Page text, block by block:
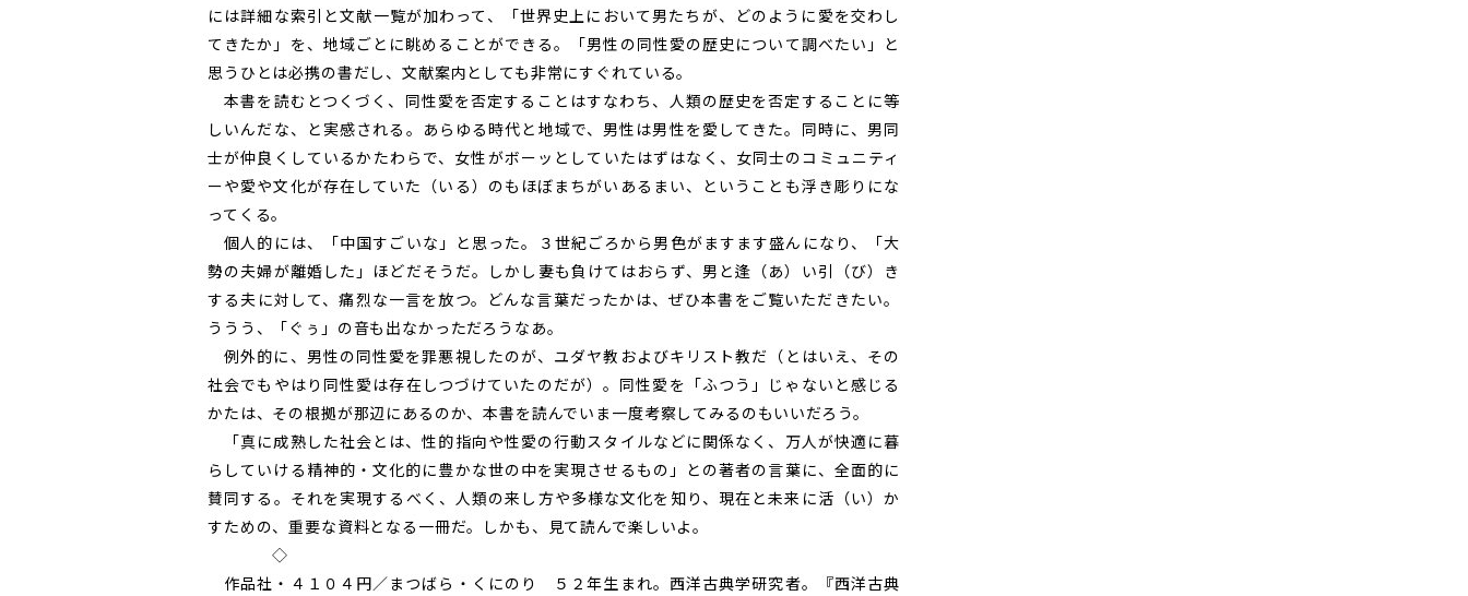
には詳細な索引と文献一覧が加わって、「世界史上において男たちが、どのように愛を交わし
てきたか」を、地域ごとに眺めることができる。「男性の同性愛の歴史について調べたい」と
思うひとは必携の書だし、文献案内としても非常にすぐれている。
本書を読むとつくづく、同性愛を否定することはすなわち、人類の歴史を否定することに等
しいんだな、と実感される。あらゆる時代と地域で、男性は男性を愛してきた。同時に、男同
士が仲良くしているかたわらで、女性がボーッとしていたはずはなく、女同士のコミュニティ
ーや愛や文化が存在していた（いる）のもほぼまちがいあるまい、ということも浮き彫りにな
ってくる。
個人的には、「中国すごいな」と思った。３世紀ごろから男色がますます盛んになり、「大
勢の夫婦が離婚した」ほどだそうだ。しかし妻も負けてはおらず、男と逢（あ）い引（び）き
する夫に対して、痛烈な一言を放つ。どんな言葉だったかは、ぜひ本書をご覧いただきたい。
ううう、「ぐぅ」の音も出なかっただろうなあ。
例外的に、男性の同性愛を罪悪視したのが、ユダヤ教およびキリスト教だ（とはいえ、その
社会でもやはり同性愛は存在しつづけていたのだが）。同性愛を「ふつう」じゃないと感じる
かたは、その根拠が那辺にあるのか、本書を読んでいま一度考察してみるのもいいだろう。
「真に成熟した社会とは、性的指向や性愛の行動スタイルなどに関係なく、万人が快適に暮
らしていける精神的・文化的に豊かな世の中を実現させるもの」との著者の言葉に、全面的に
賛同する。それを実現するべく、人類の来し方や多様な文化を知り、現在と未来に活（い）か
すための、重要な資料となる一冊だ。しかも、見て読んで楽しいよ。
◇
作品社・４１０４円／まつばら・くにのり ５２年生まれ。西洋古典学研究者。『西洋古典